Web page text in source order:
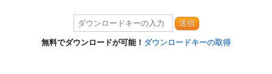
送信
無料でダウンロードが可能！ ダウンロードキーの取得